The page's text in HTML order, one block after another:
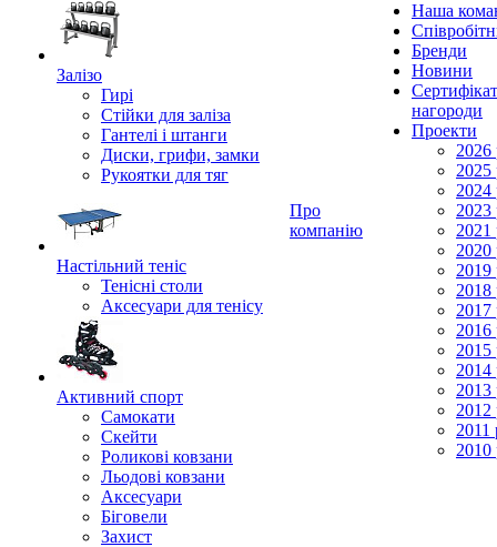
Залізо
Гирі
Стійки для заліза
Гантелі і штанги
Диски, грифи, замки
Рукоятки для тяг
Настільний теніс
Тенісні столи
Аксесуари для тенісу
Активний спорт
Самокати
Скейти
Роликові ковзани
Льодові ковзани
Аксесуари
Біговели
Захист
Про
компанію
Наша
Бренди
Новини
нагороди
Проекти
2026
2025
2024
2023
2021
2020
2019
2018
2017
2016
2015
2014
2013
2012
2011
2010